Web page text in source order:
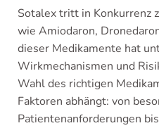
Sotalex tritt in Konkurrenz
wie Amiodaron,
dieser Medikamente hat
Wirkmechanismen und
Wahl des richtigen
Faktoren abhängt: von
Patientenanforderungen